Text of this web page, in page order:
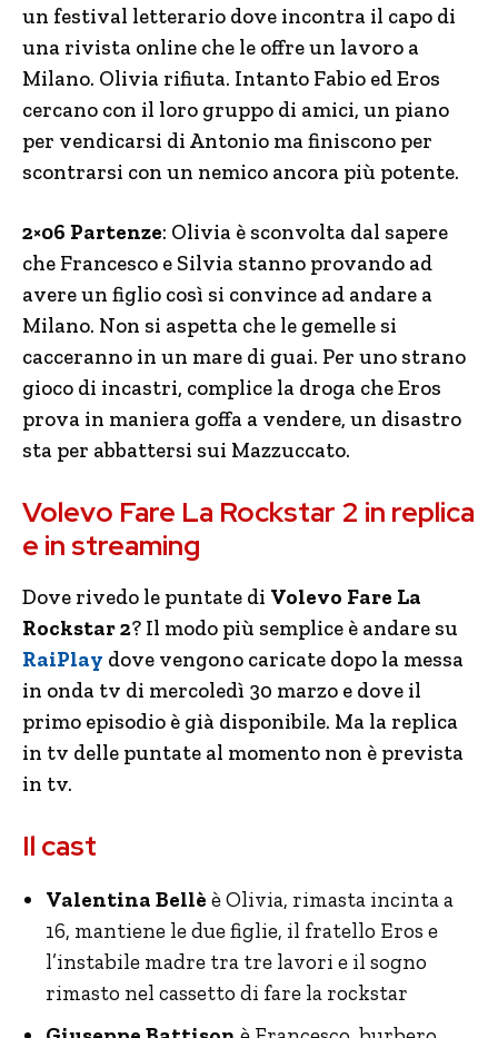
un festival letterario dove incontra il capo di
una rivista online che le offre un lavoro a
Milano. Olivia rifiuta. Intanto Fabio ed Eros
cercano con il loro gruppo di amici, un piano
per vendicarsi di Antonio ma finiscono per
scontrarsi con un nemico ancora più potente.
2×06 Partenze: Olivia è sconvolta dal sapere
che Francesco e Silvia stanno provando ad
avere un figlio così si convince ad andare a
Milano. Non si aspetta che le gemelle si
cacceranno in un mare di guai. Per uno strano
gioco di incastri, complice la droga che Eros
prova in maniera goffa a vendere, un disastro
sta per abbattersi sui Mazzuccato.
Volevo Fare La Rockstar 2 in replica
e in streaming
Dove rivedo le puntate di Volevo Fare La
Rockstar 2? Il modo più semplice è andare su
RaiPlay dove vengono caricate dopo la messa
in onda tv di mercoledì 30 marzo e dove il
primo episodio è già disponibile. Ma la replica
in tv delle puntate al momento non è prevista
in tv.
Il cast
Valentina Bellè è Olivia, rimasta incinta a
16, mantiene le due figlie, il fratello Eros e
l’instabile madre tra tre lavori e il sogno
rimasto nel cassetto di fare la rockstar